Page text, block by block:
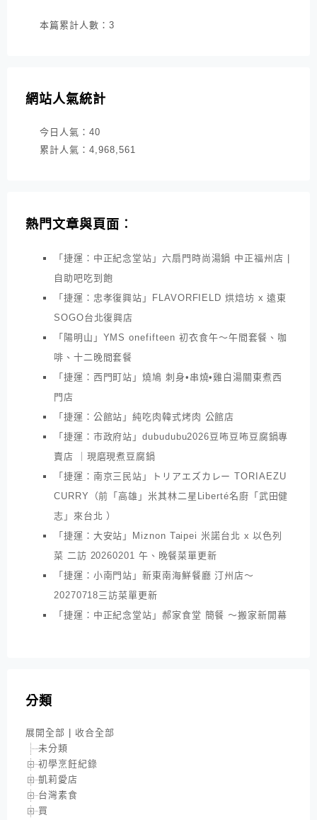
本篇累計人數： 3
網站人氣統計
今日人氣： 40
累計人氣： 4,968,561
熱門文章與頁面︰
「捷運：中正紀念堂站」六扇門時尚湯鍋 中正福州店 |
自助吧吃到飽
「捷運：忠孝復興站」FLAVORFIELD 烘焙坊 x 遠東
SOGO台北復興店
「陽明山」YMS onefifteen 初衣食午～午間套餐、咖
啡、十二晚間套餐
「捷運：西門町站」燒鳩 刺身•串燒•雞白湯關東煮西
門店
「捷運：公館站」純吃肉韓式烤肉 公館店
「捷運：市政府站」dubudubu2026豆咘豆咘豆腐鍋專
賣店 ｜現磨現煮豆腐鍋
「捷運：南京三民站」トリアエズカレー TORIAEZU
CURRY（前「高雄」米其林二星Liberté名廚「武田健
志」來台北 ）
「捷運：大安站」Miznon Taipei 米諾台北 x 以色列
菜 二訪 20260201 午、晚餐菜單更新
「捷運：小南門站」新東南海鮮餐廳 汀州店～
20270718三訪菜單更新
「捷運：中正紀念堂站」郝家食堂 簡餐 ～搬家新開幕
分類
展開全部
收合全部
未分類
初學烹飪紀錄
凱莉愛店
台灣素食
買